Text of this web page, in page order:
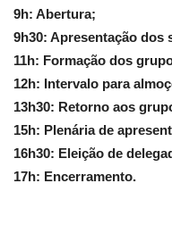
9h: Abertura;
9h30: Apresentação dos
11h: Formação dos
12h: Intervalo para
13h30: Retorno aos
15h: Plenária de
16h30: Eleição de
17h: Encerramento.